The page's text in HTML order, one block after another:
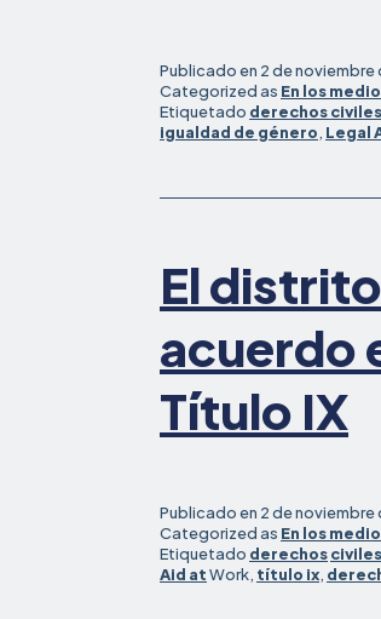
Publicado en 2 de noviembre
Categorized as En los
Etiquetado derechos civiles
igualdad de género, Legal
El
acuerdo
Título IX
Publicado en 2 de noviembre
Categorized as En los
Etiquetado derechosciviles
Aid atWork, título ix,